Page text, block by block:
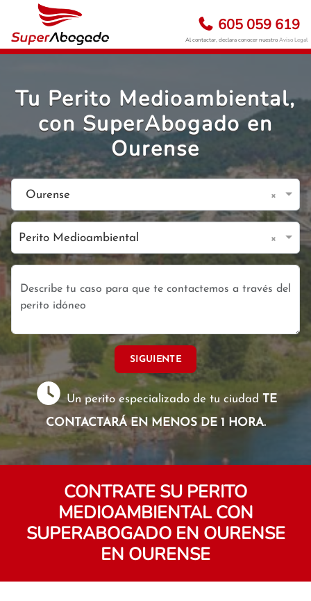
605 059 619
Al contactar, declara conocer nuestroAviso Legal
Tu Perito Medioambiental,
con SuperAbogado en
Ourense
Ourense ×
Perito Medioambiental ×
SIGUIENTE
Un perito especializado de tu ciudadTE
CONTACTARÁ EN MENOS DE 1 HORA.
CONTRATE SU PERITO
MEDIOAMBIENTAL CON
SUPERABOGADO EN OURENSE
EN OURENSE